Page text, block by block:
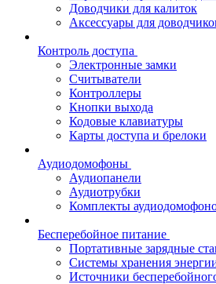
Доводчики для калиток
Аксессуары для
Контроль доступа
Электронные замки
Считыватели
Контроллеры
Кнопки выхода
Кодовые клавиатуры
Карты доступа и брелоки
Аудиодомофоны
Аудиопанели
Аудиотрубки
Комплекты
Бесперебойное питание
Портативные зарядные
Системы хранения
Источники